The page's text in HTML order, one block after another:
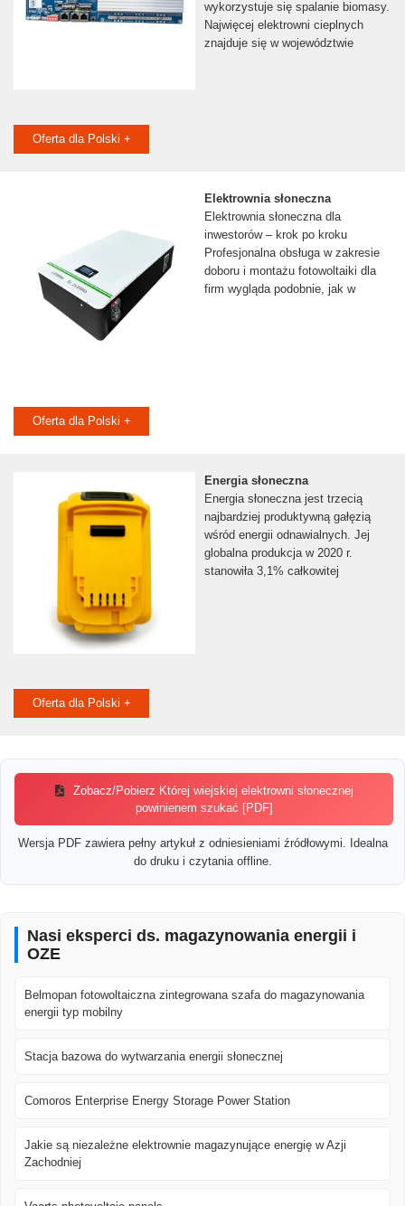
wykorzystuje się spalanie biomasy.
Najwięcej elektrowni cieplnych
znajduje się w województwie
Oferta dla Polski +
Elektrownia słoneczna
Elektrownia słoneczna dla
inwestorów – krok po kroku
Profesjonalna obsługa w zakresie
doboru i montażu fotowoltaiki dla
firm wygląda podobnie, jak w
Oferta dla Polski +
Energia słoneczna
Energia słoneczna jest trzecią
najbardziej produktywną gałęzią
wśród energii odnawialnych. Jej
globalna produkcja w 2020 r.
stanowiła 3,1% całkowitej
Oferta dla Polski +
Zobacz/Pobierz Której wiejskiej elektrowni słonecznej
powinienem szukać [PDF]
Wersja PDF zawiera pełny artykuł z odniesieniami źródłowymi. Idealna
do druku i czytania offline.
Nasi eksperci ds. magazynowania energii i
OZE
Belmopan fotowoltaiczna zintegrowana szafa do magazynowania
energii typ mobilny
Stacja bazowa do wytwarzania energii słonecznej
Comoros Enterprise Energy Storage Power Station
Jakie są niezależne elektrownie magazynujące energię w Azji
Zachodniej